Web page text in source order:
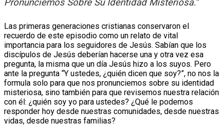
Pronunciemos Sobre Su Identidad Misteriosa.”
Las primeras generaciones cristianas conservaron el
recuerdo de este episodio como un relato de vital
importancia para los seguidores de Jesús. Sabían que los
discípulos de Jesús deberían hacerse una y otra vez esa
pregunta, la misma que un día Jesús hizo a los suyos. Pero
ante la pregunta “Y ustedes, ¿quién dicen que soy?”, no nos la
formula solo para que nos pronunciemos sobre su identidad
misteriosa, sino también para que revisemos nuestra relación
con él: ¿quién soy yo para ustedes? ¿Qué le podemos
responder hoy desde nuestras comunidades, desde nuestras
vidas, desde nuestras familias?